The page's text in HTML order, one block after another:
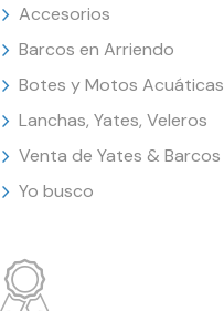
Accesorios
Barcos en Arriendo
Botes y Motos Acuáticas
Lanchas, Yates, Veleros
Venta de Yates & Barcos
Yo busco